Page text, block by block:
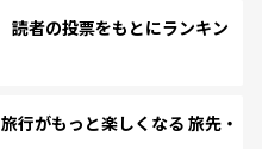
者の投票をもとにランキン
がもっと楽しくなる 旅先・